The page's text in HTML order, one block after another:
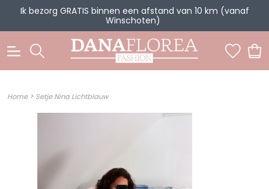
Ik bezorg GRATIS binnen een afstand van 10 km (vanaf
Winschoten)
Home> Setje Nina Lichtblauw